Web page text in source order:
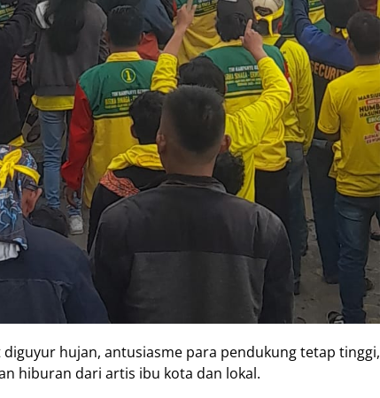
diguyur hujan, antusiasme para pendukung tetap tinggi,
hiburan dari artis ibu kota dan lokal.